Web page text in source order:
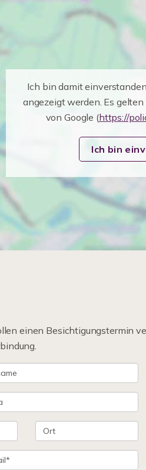
Ich bin damit
angezeigt werden. Es
von Google (https://
Ich bin
einen Besichtigungstermin